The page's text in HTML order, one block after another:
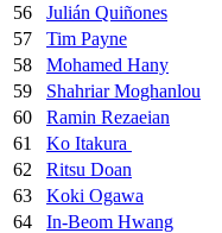
56
Julián Quiñones
57
Tim Payne
58
Mohamed Hany
59
Shahriar Moghanlou
60
Ramin Rezaeian
61
Ko Itakura
62
Ritsu Doan
63
Koki Ogawa
64
In-Beom Hwang